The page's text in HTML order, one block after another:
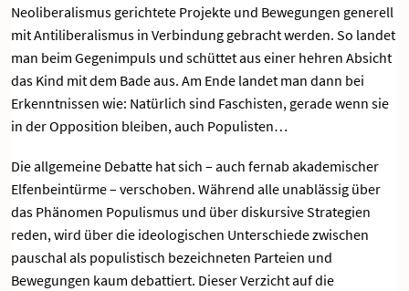
Neoliberalismus gerichtete Projekte und Bewegungen generell
mit Antiliberalismus in Verbindung gebracht werden. So landet
man beim Gegenimpuls und schüttet aus einer hehren Absicht
das Kind mit dem Bade aus. Am Ende landet man dann bei
Erkenntnissen wie: Natürlich sind Faschisten, gerade wenn sie
in der Opposition bleiben, auch Populisten…
Die allgemeine Debatte hat sich – auch fernab akademischer
Elfenbeintürme – verschoben. Während alle unablässig über
das Phänomen Populismus und über diskursive Strategien
reden, wird über die ideologischen Unterschiede zwischen
pauschal als populistisch bezeichneten Parteien und
Bewegungen kaum debattiert. Dieser Verzicht auf die